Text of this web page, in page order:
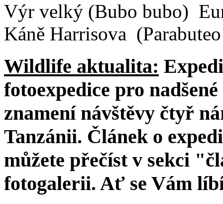
Výr velký (Bubo bubo)
Káně Harrisova
Wildlife aktualita:
fotoexpedice pro
znamení návštěvy čtyř
Tanzánii. Článek o
můžete přečíst v sekci
fotogalerii. Ať se Vám